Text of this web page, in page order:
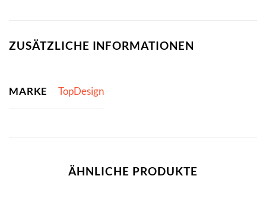
ZUSÄTZLICHE INFORMATIONEN
MARKE TopDesign
ÄHNLICHE PRODUKTE